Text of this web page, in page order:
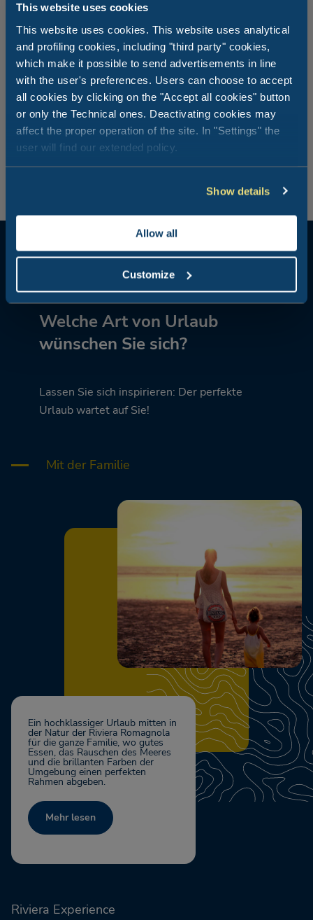
This website uses cookies
This website uses cookies. This website uses analytical
and profiling cookies, including "third party" cookies,
which make it possible to send advertisements in line
with the user's preferences. Users can choose to accept
all cookies by clicking on the "Accept all cookies" button
or only the Technical ones. Deactivating cookies may
affect the proper operation of the site. In "Settings" the
user will find our extended policy.
Show details
Allow all
Customize
Vielleicht eine Strandtennis-Partie?
Unter den zahlreichen möglichen Sportarten ist eine ganz
besonders mit der Riviera Romagnola verbunden:
Strandtennis mit „Racchettoni“. Diese besondere Art von
Strandtennis ist typisch für die Romagna: Es sind
spannende Spiele mit speziellen Schlägern auf einem
Beachvolley-Feld mit einem niedrigeren Netz. Mit den
Jahren ist dies eine immer beliebtere Sportart geworden.
Ein Versuch macht Spaß!
Welche Art von Urlaub
wünschen Sie sich?
Lassen Sie sich inspirieren: Der perfekte
Urlaub wartet auf Sie!
Mit der Familie
Ein hochklassiger Urlaub mitten in
der Natur der Riviera Romagnola
für die ganze Familie, wo gutes
Essen, das Rauschen des Meeres
und die brillanten Farben der
Umgebung einen perfekten
Rahmen abgeben.
Mehr lesen
Riviera Experience